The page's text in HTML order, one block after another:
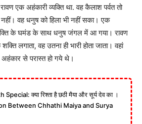
एक अहंकारी व्यक्ति था. वह कैलाश पर्वत तो
वह धनुष को हिला भी नहीं सका। एक
के घमंड के साथ धनुष जंगल में आ गया। रावण
लगाता, वह उतना ही भारी होता जाता। वहां
से परास्त हो गये थे।
Special: क्या रिश्ता है छठी मैया और सूर्य देव का ।
Between Chhathi Maiya and Surya